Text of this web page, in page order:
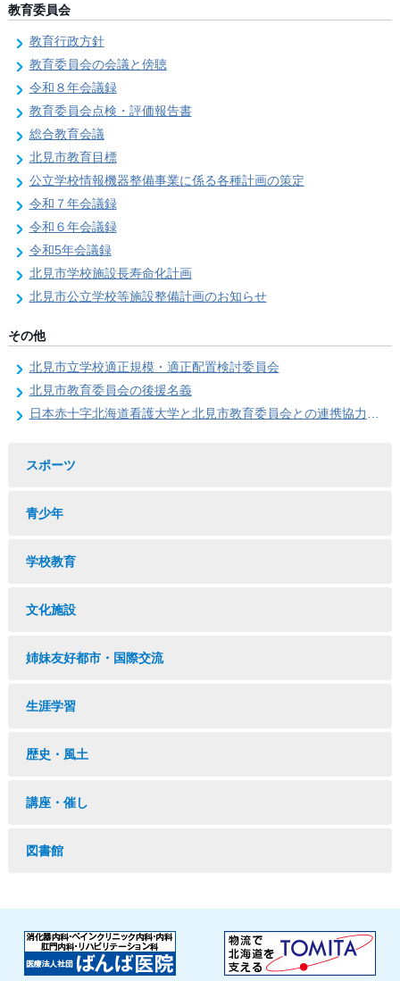
教育委員会
教育行政方針
教育委員会の会議と傍聴
令和８年会議録
教育委員会点検・評価報告書
総合教育会議
北見市教育目標
公立学校情報機器整備事業に係る各種計画の策定
令和７年会議録
令和６年会議録
令和5年会議録
北見市学校施設長寿命化計画
北見市公立学校等施設整備計画のお知らせ
その他
北見市立学校適正規模・適正配置検討委員会
北見市教育委員会の後援名義
日本赤十字北海道看護大学と北見市教育委員会との連携協力に関する協定の締結
スポーツ
青少年
学校教育
文化施設
姉妹友好都市・国際交流
生涯学習
歴史・風土
講座・催し
図書館